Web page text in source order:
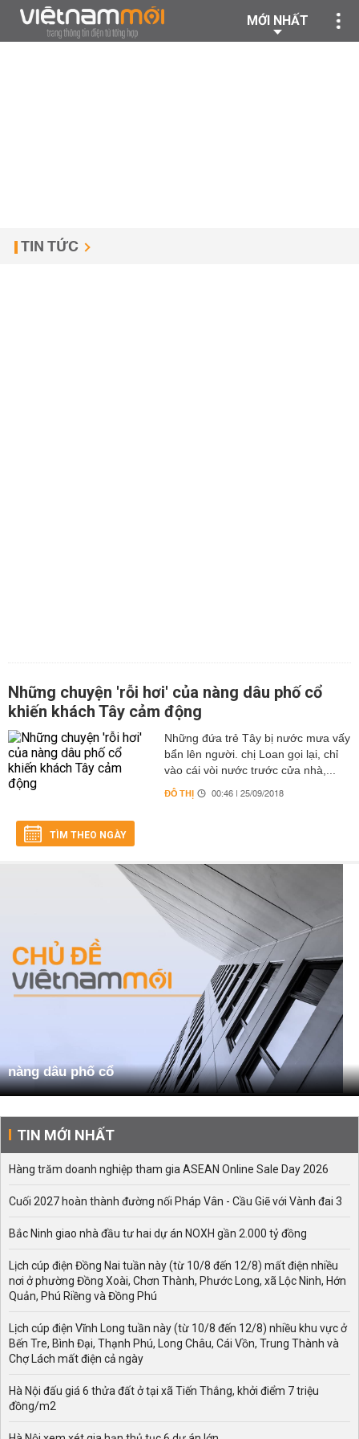
MỚI NHẤT
TIN TỨC
Những chuyện 'rỗi hơi' của nàng dâu phố cổ
khiến khách Tây cảm động
Những đứa trẻ Tây bị nước mưa vấy
bẩn lên người. chị Loan gọi lại, chỉ
vào cái vòi nước trước cửa nhà,...
ĐÔ THỊ 00:46 | 25/09/2018
TÌM THEO NGÀY
nàng dâu phố cổ
TIN MỚI NHẤT
Hàng trăm doanh nghiệp tham gia ASEAN Online Sale Day 2026
Cuối 2027 hoàn thành đường nối Pháp Vân - Cầu Giẽ với Vành đai 3
Bắc Ninh giao nhà đầu tư hai dự án NOXH gần 2.000 tỷ đồng
Lịch cúp điện Đồng Nai tuần này (từ 10/8 đến 12/8) mất điện nhiều
nơi ở phường Đồng Xoài, Chơn Thành, Phước Long, xã Lộc Ninh, Hớn
Quản, Phú Riềng và Đồng Phú
Lịch cúp điện Vĩnh Long tuần này (từ 10/8 đến 12/8) nhiều khu vực ở
Bến Tre, Bình Đại, Thạnh Phú, Long Châu, Cái Vồn, Trung Thành và
Chợ Lách mất điện cả ngày
Hà Nội đấu giá 6 thửa đất ở tại xã Tiến Thắng, khởi điểm 7 triệu
đồng/m2